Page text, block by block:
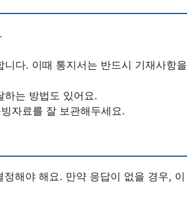
다. 이때 통지서는 반드시 기재사항을
하는 방법도 있어요.
자료를 잘 보관해두세요.
해야 해요. 만약 응답이 없을 경우, 이